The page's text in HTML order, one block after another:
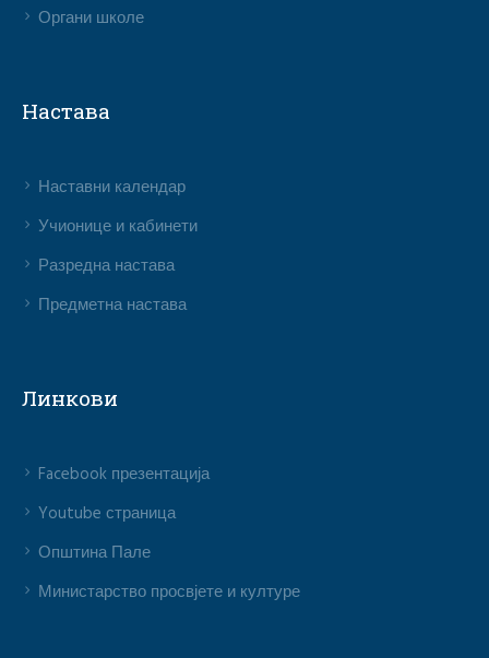
Органи школе
Настава
Наставни календар
Учионице и кабинети
Разредна настава
Предметна настава
Линкови
Facebook презентација
Youtube страница
Општина Пале
Министарство просвјете и културе